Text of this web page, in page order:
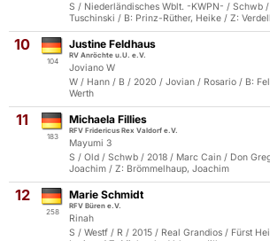
S / Niederländisches Wblt. -KWPN- / Schwb
Tuschinski / B: Prinz-Rüther, Heike / Z:
10
104
Justine Feldhaus
RV Anröchte u.U. e.V.
Joviano W
W / Hann / B / 2020 / Jovian / Rosario / B:
Werth
11
183
Michaela Fillies
RFV Fridericus Rex Valdorf e.V.
Mayumi 3
S / Old / Schwb / 2018 / Marc Cain / Don
Joachim / Z: Brömmelhaup, Joachim
12
258
Marie Schmidt
RFV Büren e.V.
Rinah
S / Westf / R / 2015 / Real Grandios / Fürst